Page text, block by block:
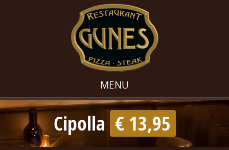
MENU
Cipolla € 13,95